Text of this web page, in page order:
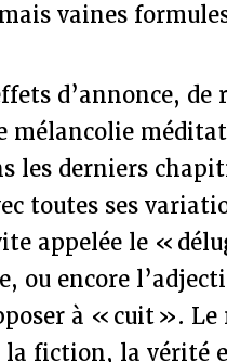
vaines
d’annonce, de
mélancolie
les derniers
toutes ses
appelée le «
ou encore
à « cuit ». Le
fiction, la vérité